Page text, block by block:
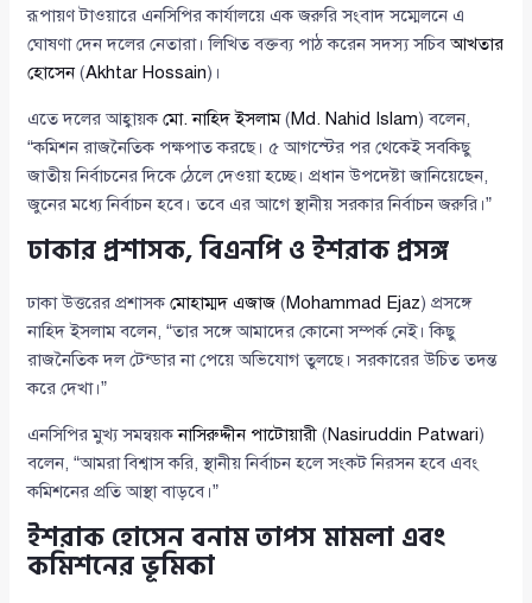
রূপায়ণ টাওয়ারে এনসিপির কার্যালয়ে এক জরুরি সংবাদ সম্মেলনে এ
ঘোষণা দেন দলের নেতারা। লিখিত বক্তব্য পাঠ করেন সদস্য সচিবআখতার
হোসেন(Akhtar Hossain)।
এতে দলের আহ্বায়কমো. নাহিদ ইসলাম(Md. Nahid Islam) বলেন,
“কমিশন রাজনৈতিক পক্ষপাত করছে। ৫ আগস্টের পর থেকেই সবকিছু
জাতীয় নির্বাচনের দিকে ঠেলে দেওয়া হচ্ছে। প্রধান উপদেষ্টা জানিয়েছেন,
জুনের মধ্যে নির্বাচন হবে। তবে এর আগে স্থানীয় সরকার নির্বাচন জরুরি।”
ঢাকার প্রশাসক, বিএনপি ও ইশরাক প্রসঙ্গ
ঢাকা উত্তরের প্রশাসকমোহাম্মদ এজাজ (Mohammad Ejaz) প্রসঙ্গে
নাহিদ ইসলাম বলেন, “তার সঙ্গে আমাদের কোনো সম্পর্ক নেই। কিছু
রাজনৈতিক দল টেন্ডার না পেয়ে অভিযোগ তুলছে। সরকারের উচিত তদন্ত
করে দেখা।”
এনসিপির মুখ্য সমন্বয়কনাসিরুদ্দীন পাটোয়ারী (Nasiruddin Patwari)
বলেন, “আমরা বিশ্বাস করি, স্থানীয় নির্বাচন হলে সংকট নিরসন হবে এবং
কমিশনের প্রতি আস্থা বাড়বে।”
ইশরাক হোসেন বনাম তাপস মামলা এবং
কমিশনের ভূমিকা